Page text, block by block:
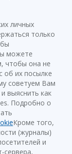
личных
только
можете
чтобы она не
об их посылке
советуем Вам
выяснить как
Подробно о
Кроме того,
(журналы)
и
сервера,